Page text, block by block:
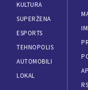
KULTURA
SUPERŽENA
ESPORTS
TEHNOPOLIS
AUTOMOBILI
LOKAL